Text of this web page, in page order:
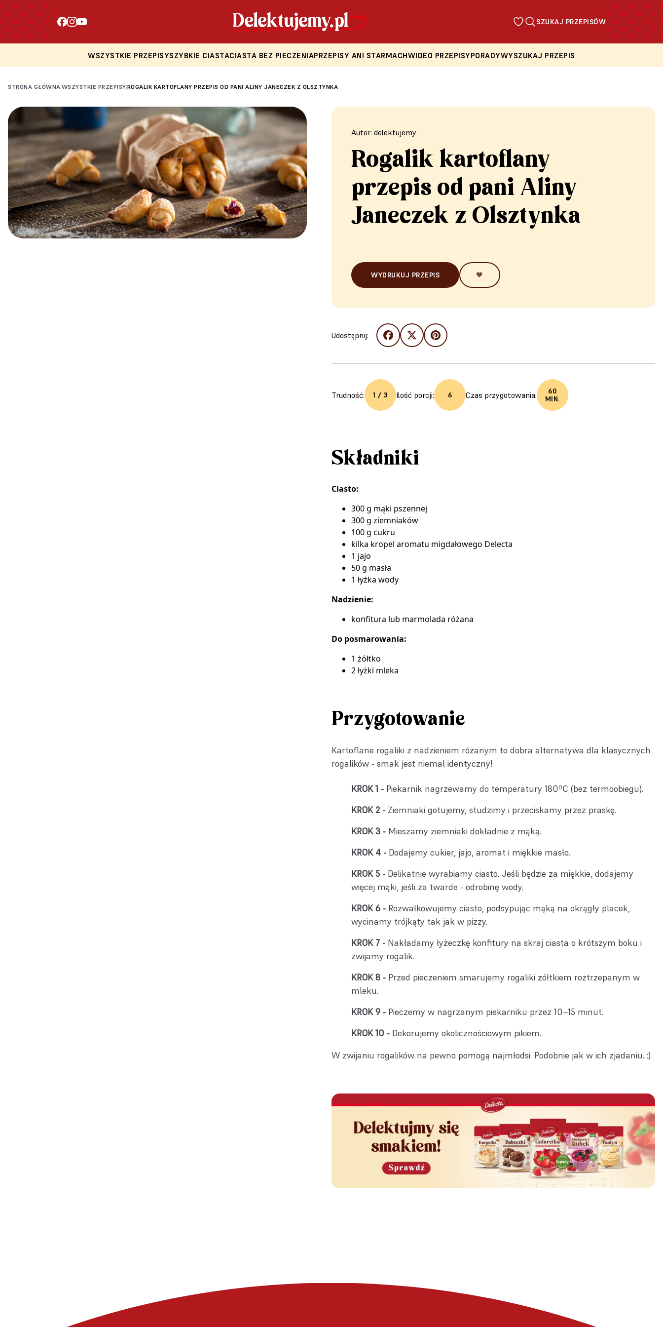
SZUKAJ PRZEPISÓW
WSZYSTKIE PRZEPISYSZYBKIE CIASTACIASTA BEZ PIECZENIAPRZEPISY ANI STARMACHWIDEO PRZEPISYPORADYWYSZUKAJ PRZEPIS
STRONA GŁÓWNA|WSZYSTKIE PRZEPISY|ROGALIK KARTOFLANY PRZEPIS OD PANI ALINY JANECZEK Z OLSZTYNKA
Autor: delektujemy
Rogalik kartoflany
przepis od pani Aliny
Janeczek z Olsztynka
WYDRUKUJ PRZEPIS 🧡
Udostępnij:
Trudność: 1 / 3 Ilość porcji: 6 Czas przygotowania:
60
MIN.
Składniki
Ciasto:
300 g mąki pszennej
300 g ziemniaków
100 g cukru
kilka kropel aromatu migdałowego Delecta
1 jajo
50 g masła
1 łyżka wody
Nadzienie:
konfitura lub marmolada różana
Do posmarowania:
1 żółtko
2 łyżki mleka
Przygotowanie
Kartoflane rogaliki z nadzieniem różanym to dobra alternatywa dla klasycznych
rogalików - smak jest niemal identyczny!
Piekarnik nagrzewamy do temperatury 180ºC (bez termoobiegu).
Ziemniaki gotujemy, studzimy i przeciskamy przez praskę.
Mieszamy ziemniaki dokładnie z mąką.
Dodajemy cukier, jajo, aromat i miękkie masło.
Delikatnie wyrabiamy ciasto. Jeśli będzie za miękkie, dodajemy
więcej mąki, jeśli za twarde - odrobinę wody.
Rozwałkowujemy ciasto, podsypując mąką na okrągły placek,
wycinamy trójkąty tak jak w pizzy.
Nakładamy łyżeczkę konfitury na skraj ciasta o krótszym boku i
zwijamy rogalik.
Przed pieczeniem smarujemy rogaliki żółtkiem roztrzepanym w
mleku.
Pieczemy w nagrzanym piekarniku przez 10–15 minut.
Dekorujemy okolicznościowym pikiem.
W zwijaniu rogalików na pewno pomogą najmłodsi. Podobnie jak w ich zjadaniu. :)